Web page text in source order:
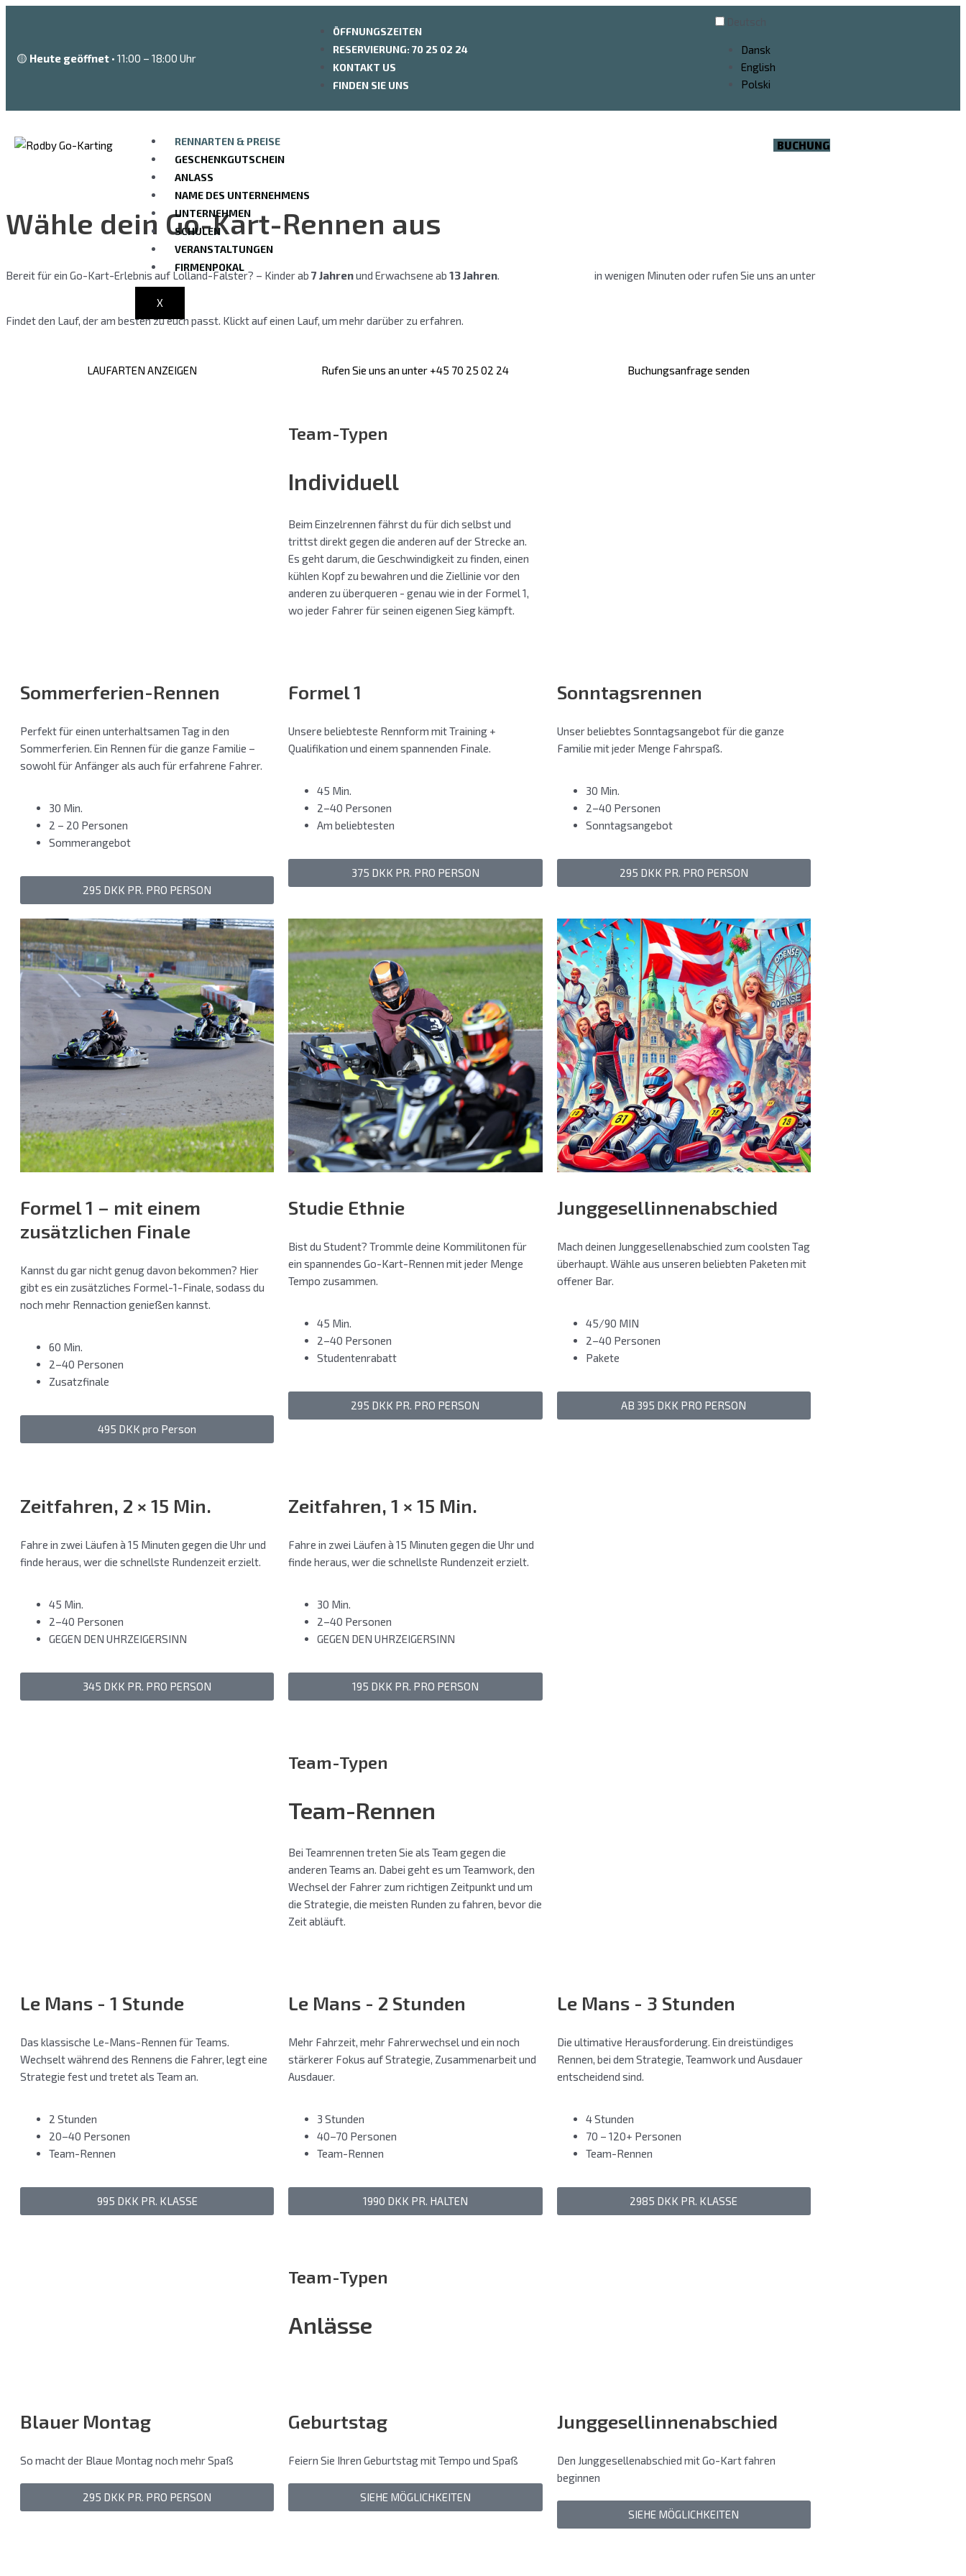
Zum
🟡 Heute geöffnet • 11:00 – 18:00 Uhr
ÖFFNUNGSZEITEN
RESERVIERUNG: 70 25 02 24
KONTAKT US
FINDEN SIE UNS
Dansk
English
Polski
RENNARTEN & PREISE
GESCHENKGUTSCHEIN
ANLASS
NAME DES UNTERNEHMENS
UNTERNEHMEN
SCHULEN
VERANSTALTUNGEN
FIRMENPOKAL
X
BUCHUNG
Wähle dein Go-Kart-Rennen aus
Bereit für ein Go-Kart-Erlebnis auf Lolland-Falster? – Kinder ab 7 Jahrenund Erwachsene ab 13 Jahren.
in wenigen Minuten oder rufen Sie uns an unter
Findet den Lauf, der am besten zu euch passt. Klickt auf einen Lauf, um mehr darüber zu erfahren.
LAUFARTEN ANZEIGEN Rufen Sie uns an unter +45 70 25 02 24 Buchungsanfrage senden
Team-Typen
Individuell
Beim Einzelrennen fährst du für dich selbst und
trittst direkt gegen die anderen auf der Strecke an.
Es geht darum, die Geschwindigkeit zu finden, einen
kühlen Kopf zu bewahren und die Ziellinie vor den
anderen zu überqueren - genau wie in der Formel 1,
wo jeder Fahrer für seinen eigenen Sieg kämpft.
Sommerferien-Rennen
Perfekt für einen unterhaltsamen Tag in den
Sommerferien. Ein Rennen für die ganze Familie –
sowohl für Anfänger als auch für erfahrene Fahrer.
30 Min.
2 – 20 Personen
Sommerangebot
295 DKK PR. PRO PERSON
Formel 1
Unsere beliebteste Rennform mit Training +
Qualifikation und einem spannenden Finale.
45 Min.
2–40 Personen
Am beliebtesten
375 DKK PR. PRO PERSON
Sonntagsrennen
Unser beliebtes Sonntagsangebot für die ganze
Familie mit jeder Menge Fahrspaß.
30 Min.
2–40 Personen
Sonntagsangebot
295 DKK PR. PRO PERSON
Formel 1 – mit einem
zusätzlichen Finale
Kannst du gar nicht genug davon bekommen? Hier
gibt es ein zusätzliches Formel-1-Finale, sodass du
noch mehr Rennaction genießen kannst.
60 Min.
2–40 Personen
Zusatzfinale
495 DKK pro Person
Studie Ethnie
Bist du Student? Trommle deine Kommilitonen für
ein spannendes Go-Kart-Rennen mit jeder Menge
Tempo zusammen.
45 Min.
2–40 Personen
Studentenrabatt
295 DKK PR. PRO PERSON
Junggesellinnenabschied
Mach deinen Junggesellenabschied zum coolsten Tag
überhaupt. Wähle aus unseren beliebten Paketen mit
offener Bar.
45/90 MIN
2–40 Personen
Pakete
AB 395 DKK PRO PERSON
Zeitfahren, 2 × 15 Min.
Fahre in zwei Läufen à 15 Minuten gegen die Uhr und
finde heraus, wer die schnellste Rundenzeit erzielt.
45 Min.
2–40 Personen
GEGEN DEN UHRZEIGERSINN
345 DKK PR. PRO PERSON
Zeitfahren, 1 × 15 Min.
Fahre in zwei Läufen à 15 Minuten gegen die Uhr und
finde heraus, wer die schnellste Rundenzeit erzielt.
30 Min.
2–40 Personen
GEGEN DEN UHRZEIGERSINN
195 DKK PR. PRO PERSON
Team-Typen
Team-Rennen
Bei Teamrennen treten Sie als Team gegen die
anderen Teams an. Dabei geht es um Teamwork, den
Wechsel der Fahrer zum richtigen Zeitpunkt und um
die Strategie, die meisten Runden zu fahren, bevor die
Zeit abläuft.
Le Mans - 1 Stunde
Das klassische Le-Mans-Rennen für Teams.
Wechselt während des Rennens die Fahrer, legt eine
Strategie fest und tretet als Team an.
2 Stunden
20–40 Personen
Team-Rennen
995 DKK PR. KLASSE
Le Mans - 2 Stunden
Mehr Fahrzeit, mehr Fahrerwechsel und ein noch
stärkerer Fokus auf Strategie, Zusammenarbeit und
Ausdauer.
3 Stunden
40–70 Personen
Team-Rennen
1990 DKK PR. HALTEN
Le Mans - 3 Stunden
Die ultimative Herausforderung. Ein dreistündiges
Rennen, bei dem Strategie, Teamwork und Ausdauer
entscheidend sind.
4 Stunden
70 – 120+ Personen
Team-Rennen
2985 DKK PR. KLASSE
Team-Typen
Anlässe
Blauer Montag
So macht der Blaue Montag noch mehr Spaß
295 DKK PR. PRO PERSON
Geburtstag
Feiern Sie Ihren Geburtstag mit Tempo und Spaß
SIEHE MÖGLICHKEITEN
Junggesellinnenabschied
Den Junggesellenabschied mit Go-Kart fahren
beginnen
SIEHE MÖGLICHKEITEN